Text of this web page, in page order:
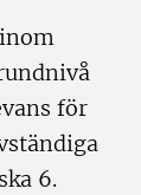
för
6.